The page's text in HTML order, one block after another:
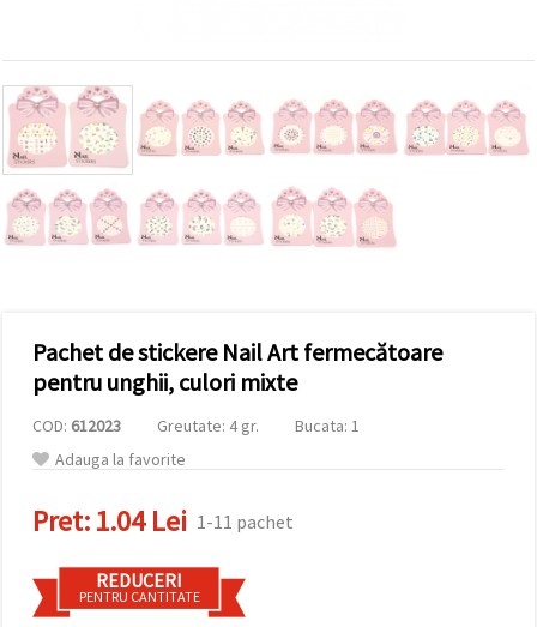
afișa
conținut și
reclame
mai
relevante,
ajutorul
partenerilor
noștri de
utilizați
toate
cookie -
clic pe
toate!" Sau
preferințele
un tip de
cookie -uri
dat și
Pachet de stickere Nail Art fermecătoare
pentru unghii, culori mixte
COD: 612023 Greutate: 4 gr.
Bucata: 1
Adauga la favorite
Pret:1.04 Lei 1-11 pachet
REDUCERI
PENTRU CANTITATE